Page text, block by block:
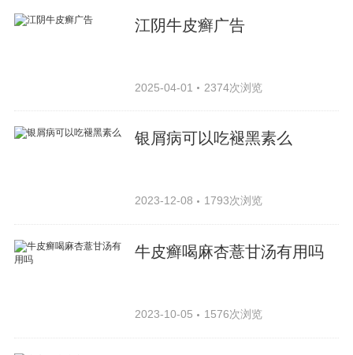
江阴牛皮癣广告
2025-04-01 2374次浏览
银屑病可以吃褪黑素么
2023-12-08 1793次浏览
牛皮癣喝麻杏薏甘汤有用吗
2023-10-05 1576次浏览